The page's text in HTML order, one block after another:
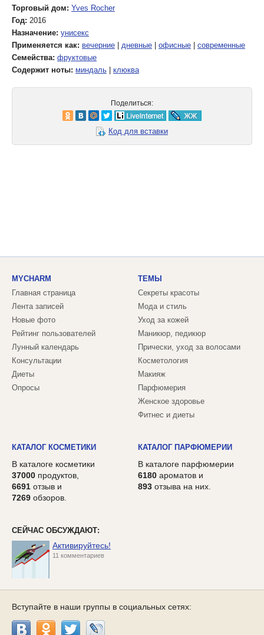
Торговый дом: Yves Rocher
Год: 2016
Назначение: унисекс
Применяется как: вечерние дневные офисные
современные
Семейства: фруктовые
Содержит ноты: миндаль клюква
Поделиться:
Код для вставки
MYCHARM
Главная страница
Лента записей
Новые фото
Рейтинг пользователей
Лунный календарь
Консультации
Диеты
Опросы
ТЕМЫ
Секреты красоты
Мода и стиль
Уход за кожей
Маникюр, педикюр
Прически, уход за волосами
Косметология
Макияж
Парфюмерия
Женское здоровье
Фитнес и диеты
КАТАЛОГ КОСМЕТИКИ
В каталоге косметики
37000 продуктов,
6691 отзыв и
7269 обзоров.
КАТАЛОГ ПАРФЮМЕРИИ
В каталоге парфюмерии
6180 ароматов и
893 отзыва на них.
СЕЙЧАС ОБСУЖДАЮТ:
Активируйтесь!
11 комментариев
Вступайте в наши группы в социальных сетях: